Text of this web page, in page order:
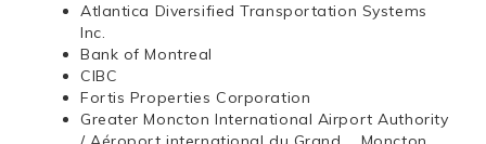
Atlantica Diversified Transportation Systems
Inc.
Bank of Montreal
CIBC
Fortis Properties Corporation
Greater Moncton International Airport Authority